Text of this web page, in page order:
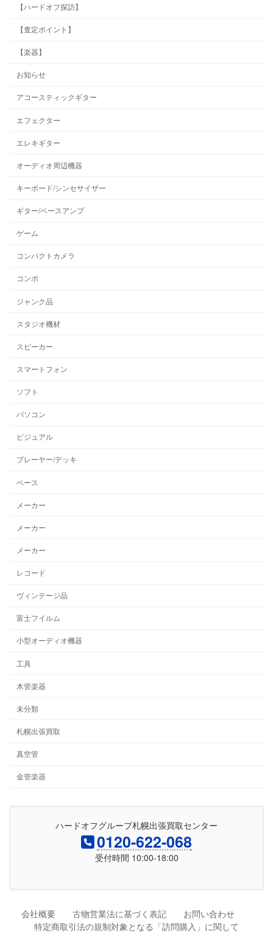
【ハードオフ探訪】
【査定ポイント】
【楽器】
お知らせ
アコースティックギター
エフェクター
エレキギター
オーディオ周辺機器
キーボード/シンセサイザー
ギター/ベースアンプ
ゲーム
コンパクトカメラ
コンポ
ジャンク品
スタジオ機材
スピーカー
スマートフォン
ソフト
パソコン
ビジュアル
プレーヤー/デッキ
ベース
メーカー
メーカー
メーカー
レコード
ヴィンテージ品
富士フイルム
小型オーディオ機器
工具
木管楽器
未分類
札幌出張買取
真空管
金管楽器
ハードオフグループ札幌出張買取センター
0120-622-068
受付時間 10:00-18:00
会社概要 古物営業法に基づく表記
お問い合わせ
特定商取引法の規制対象となる「訪問購入」に関して